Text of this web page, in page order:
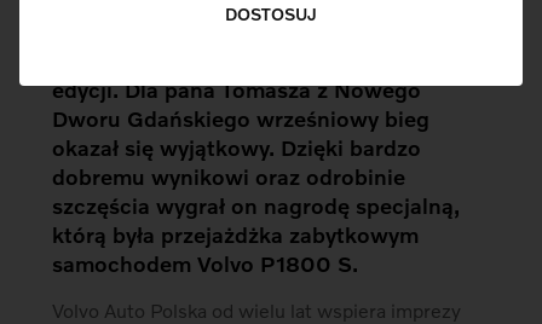
DOSTOSUJ
edycji. Dla pana Tomasza z Nowego
Dworu Gdańskiego wrześniowy bieg
okazał się wyjątkowy. Dzięki bardzo
dobremu wynikowi oraz odrobinie
szczęścia wygrał on nagrodę specjalną,
którą była przejażdżka zabytkowym
samochodem Volvo P1800 S.
Volvo Auto Polska od wielu lat wspiera imprezy